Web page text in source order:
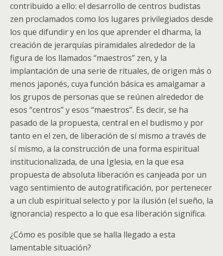
contribuido a ello: el desarrollo de centros budistas
zen proclamados como los lugares privilegiados desde
los que difundir y en los que aprender el dharma, la
creación de jerarquías piramidales alrededor de la
figura de los llamados “maestros” zen, y la
implantación de una serie de rituales, de origen más o
menos japonés, cuya función básica es amalgamar a
los grupos de personas que se reúnen alrededor de
esos “centros” y esos “maestros”. Es decir, se ha
pasado de la propuesta, central en el budismo y por
tanto en el zen, de liberación de sí mismo a través de
sí mismo, a la construcción de una forma espiritual
institucionalizada, de una Iglesia, en la que esa
propuesta de absoluta liberación es canjeada por un
vago sentimiento de autogratificación, por pertenecer
a un club espiritual selecto y por la ilusión (el sueño, la
ignorancia) respecto a lo que esa liberación significa.
¿Cómo es posible que se halla llegado a esta
lamentable situación?